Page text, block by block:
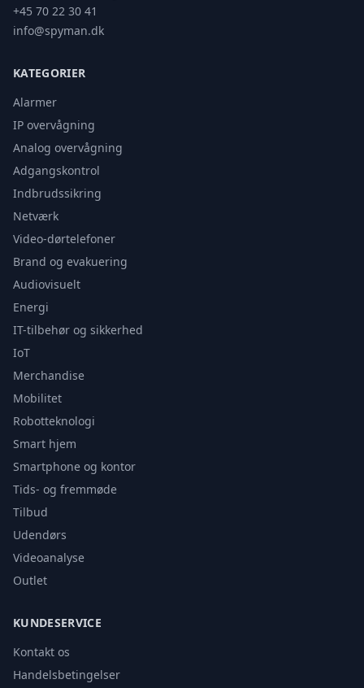
+45 70 22 30 41
info@spyman.dk
KATEGORIER
Alarmer
IP overvågning
Analog overvågning
Adgangskontrol
Indbrudssikring
Netværk
Video-dørtelefoner
Brand og evakuering
Audiovisuelt
Energi
IT-tilbehør og sikkerhed
IoT
Merchandise
Mobilitet
Robotteknologi
Smart hjem
Smartphone og kontor
Tids- og fremmøde
Tilbud
Udendørs
Videoanalyse
Outlet
KUNDESERVICE
Kontakt os
Handelsbetingelser